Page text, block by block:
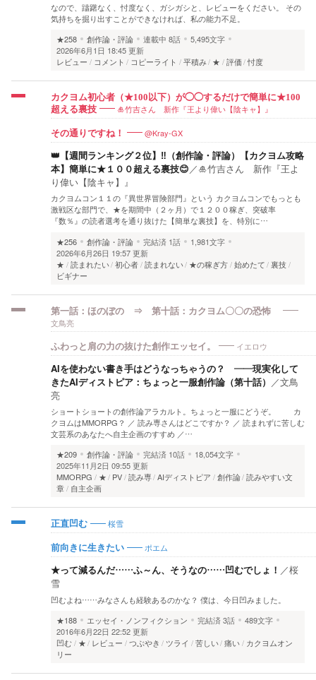
なので、躊躇なく、忖度なく、ガシガシと、レビューをください。 その
気持ちを掘り出すことができなければ、私の能力不足。
★258
創作論・評論 連載中 8話
5,495文字
2026年6月1日 18:45 更新
レビュー
コメント コピーライト 平積み ★ 評価 忖度
カクヨム初心者（★100以下）が◯◯するだけで簡単に★100
超える裏技
🎍竹吉さん 新作『王より偉い【陰キャ】』
その通りですね！ @Kray-GX
👑【週間ランキング２位】‼️（創作論・評論）【カクヨム攻略
本】簡単に★１００超える裏技😊 ／🎍竹吉さん 新作『王よ
り偉い【陰キャ】』
カクヨムコン１１の『異世界冒険部門』という カクヨムコンでもっとも
激戦区な部門で、★を期間中（２ヶ月）で１２００稼ぎ、突破率
『数％』の読者選考を通り抜けた【簡単な裏技】を、特別に…
★256
創作論・評論 完結済 1話
1,981文字
2026年6月26日 19:57 更新
★
読まれたい 初心者 読まれない ★の稼ぎ方 始めたて 裏技
ビギナー
第一話：ほのぼの ⇒ 第十話：カクヨム〇〇の恐怖
文鳥亮
ふわっと肩の力の抜けた創作エッセイ。 イエロウ
AIを使わない書き手はどうなっちゃうの？ ——現実化して
きたAIディストピア：ちょっと一服創作論（第十話） ／文鳥
亮
ショートショートの創作論アラカルト。ちょっと一服にどうぞ。 カ
クヨムはMMORPG？ ／ 読み専さんはどこですか？ ／ 読まれずに苦しむ
文芸系のあなたへ自主企画のすすめ ／…
★209
創作論・評論 完結済 10話
18,054文字
2025年11月2日 09:55 更新
MMORPG
★ PV 読み専 AIディストピア 創作論 読みやすい文
章
自主企画
正直凹む 桜雪
前向きに生きたい ポエム
★って減るんだ……ふ～ん、そうなの……凹むでしょ！ ／桜
雪
凹むよね……みなさんも経験あるのかな？ 僕は、今日凹みました。
★188
エッセイ・ノンフィクション 完結済3話
489文字
2016年6月22日 22:52 更新
凹む
★ レビュー つぶやき ツライ 苦しい 痛い
カクヨムオン
リー